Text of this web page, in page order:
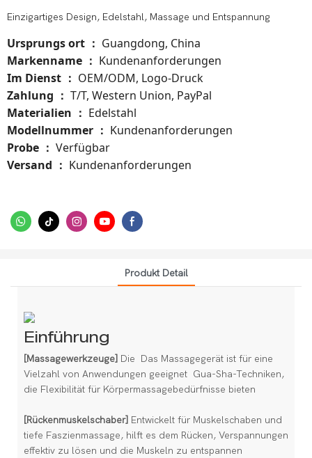
Einzigartiges Design, Edelstahl, Massage und Entspannung
Ursprungs ort ： Guangdong, China
Markenname
： Kundenanforderungen
Im Dienst
： OEM/ODM, Logo-Druck
Zahlung
： T/T, Western Union, PayPal
Materialien
： Edelstahl
Modellnummer ： Kundenanforderungen
Probe
： Verfügbar
Versand
： Kundenanforderungen
Produkt Detail
Einführung
[Massagewerkzeuge] Die Das Massagegerät ist für eine
Vielzahl von Anwendungen geeignet Gua-Sha-Techniken,
die Flexibilität für Körpermassagebedürfnisse bieten
[Rückenmuskelschaber] Entwickelt für Muskelschaben und
tiefe Faszienmassage, hilft es dem Rücken, Verspannungen
effektiv zu lösen und die Muskeln zu entspannen